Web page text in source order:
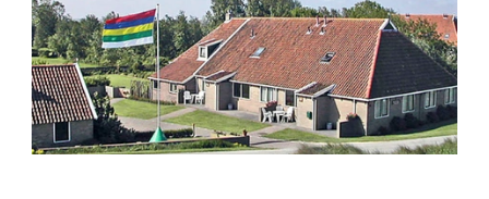
Bettdecken
Sanitär
Separate Toilette
Gemeinsame
Einrichtungen
Parkplatz
Spielfeld